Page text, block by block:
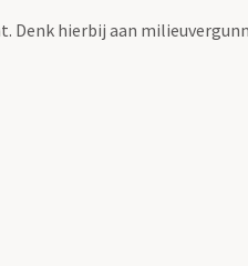
Denk hierbij aan